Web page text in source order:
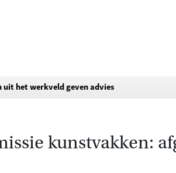
uit het werkveld geven advies
kunstvakken: